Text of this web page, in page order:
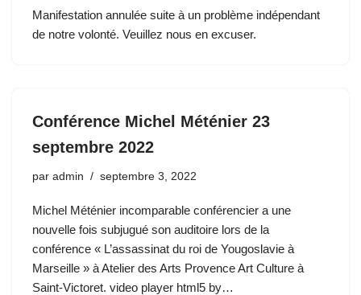
Manifestation annulée suite à un problème indépendant
de notre volonté. Veuillez nous en excuser.
Conférence Michel Méténier 23
septembre 2022
par admin septembre 3, 2022
Michel Méténier incomparable conférencier a une
nouvelle fois subjugué son auditoire lors de la
conférence « L’assassinat du roi de Yougoslavie à
Marseille » à Atelier des Arts Provence Art Culture à
Saint-Victoret. video player html5 by…